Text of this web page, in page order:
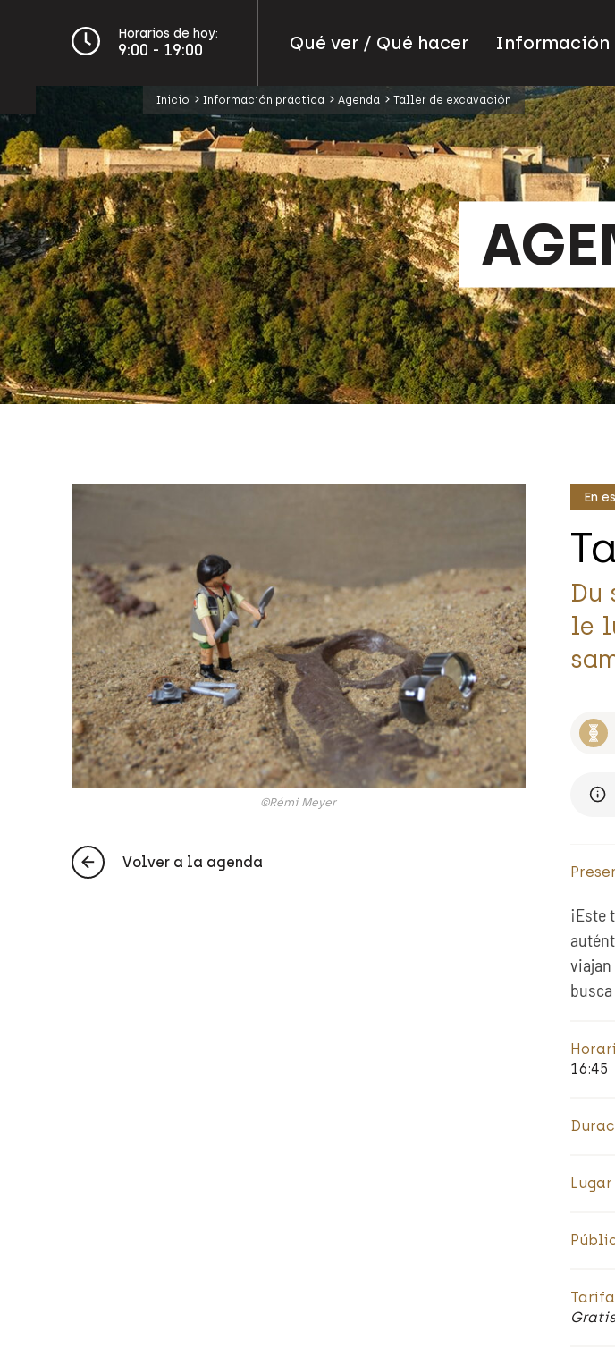
Horarios de hoy:
9:00 - 19:00 Qué ver / Qué hacer Información
Inicio Información práctica Agenda Taller de excavación
©Rémi Meyer
Volver a la agenda
En
Du
le
¡Este
viajan
16:45